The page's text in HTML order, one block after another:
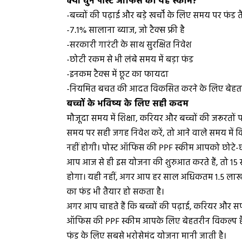
-बच्चों की पढ़ाई और बड़े खर्चों के लिए समय पर फंड
-7.1% सालाना ब्याज, जो टैक्स फ्री है
-सरकारी गारंटी के साथ सुरक्षित निवेश
-छोटी रकम से भी लंबे समय में बड़ा फंड
-इनकम टैक्स में छूट का फायदा
-नियमित बचत की आदत विकसित करने के लिए
बच्चों के भविष्य के लिए सही कदम
मौजूदा समय में शिक्षा, करियर और बच्चों की
समय पर सही जगह निवेश करें, तो आने वाले समय में
नहीं होगी। पोस्ट ऑफिस की PPF स्कीम आपको
आप आज से ही इस योजना की शुरुआत करते हैं, तो
होगा। यही नहीं, अगर आप हर साल अधिकतम 1.5
का फंड भी तैयार हो सकता है।
अगर आप चाहते हैं कि बच्चों की पढ़ाई, करियर और
ऑफिस की PPF स्कीम आपके लिए बेहतरीन विकल्प
फंड के लिए सबसे भरोसेमंद योजना मानी जाती है।